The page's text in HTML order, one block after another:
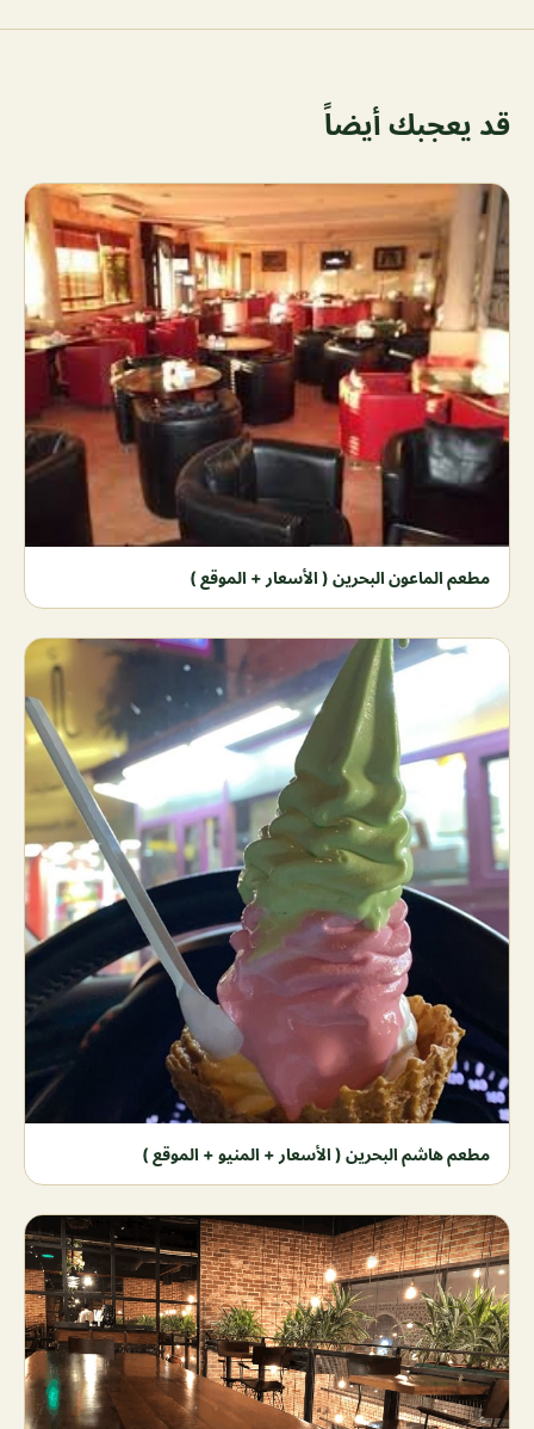
قد يعجبك أيضاً
مطعم الماعون البحرين ( الأسعار + الموقع )
مطعم هاشم البحرين ( الأسعار + المنيو + الموقع )